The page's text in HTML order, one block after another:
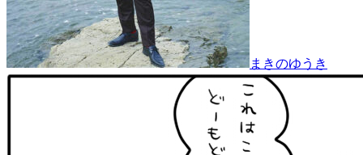
まきのゆうき